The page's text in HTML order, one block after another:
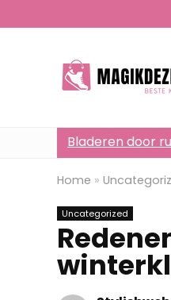
Bladeren door
Home »
Uncategorized